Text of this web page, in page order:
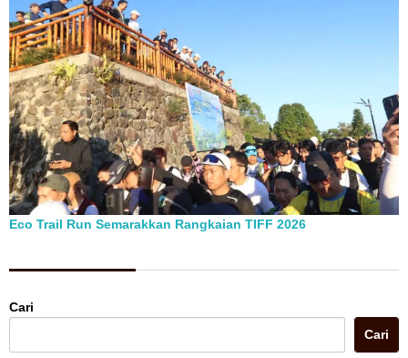
Eco Trail Run Semarakkan Rangkaian TIFF 2026
Cari
Cari